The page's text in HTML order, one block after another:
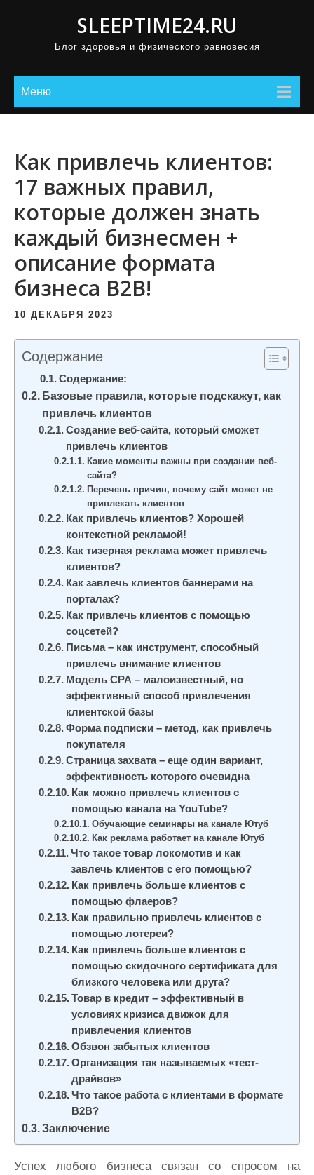
SLEEPTIME24.RU
Блог здоровья и физического равновесия
Меню
Как привлечь клиентов:
17 важных правил,
которые должен знать
каждый бизнесмен +
описание формата
бизнеса B2B!
10 ДЕКАБРЯ 2023
Содержание
Содержание:
Базовые правила, которые подскажут, как
привлечь клиентов
Создание веб-сайта, который сможет
привлечь клиентов
Какие моменты важны при создании веб-
сайта?
Перечень причин, почему сайт может не
привлекать клиентов
Как привлечь клиентов? Хорошей
контекстной рекламой!
Как тизерная реклама может привлечь
клиентов?
Как завлечь клиентов баннерами на
порталах?
Как привлечь клиентов с помощью
соцсетей?
Письма – как инструмент, способный
привлечь внимание клиентов
Модель СРА – малоизвестный, но
эффективный способ привлечения
клиентской базы
Форма подписки – метод, как привлечь
покупателя
Страница захвата – еще один вариант,
эффективность которого очевидна
Как можно привлечь клиентов с
помощью канала на YouTube?
Обучающие семинары на канале Ютуб
Как реклама работает на канале Ютуб
Что такое товар локомотив и как
завлечь клиентов с его помощью?
Как привлечь больше клиентов с
помощью флаеров?
Как правильно привлечь клиентов с
помощью лотереи?
Как привлечь больше клиентов с
помощью скидочного сертификата для
близкого человека или друга?
Товар в кредит – эффективный в
условиях кризиса движок для
привлечения клиентов
Обзвон забытых клиентов
Организация так называемых «тест-
драйвов»
Что такое работа с клиентами в формате
В2В?
Заключение
Успех любого бизнеса связан со спросом на